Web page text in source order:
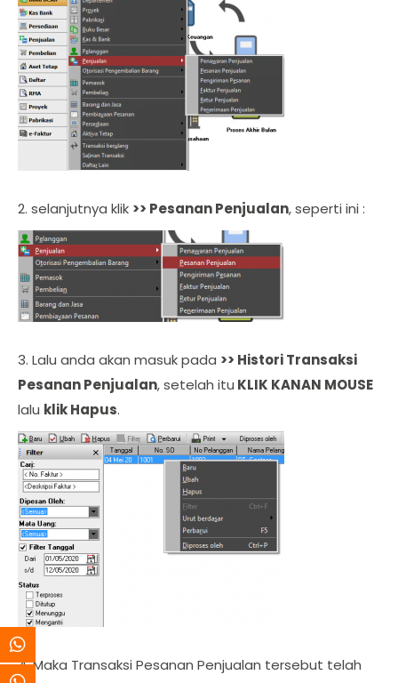
2. selanjutnya klik >> Pesanan Penjualan, seperti ini :
3. Lalu anda akan masuk pada >> Histori Transaksi
Pesanan Penjualan, setelah itu KLIK KANAN MOUSE
lalu klik Hapus.
4. Maka Transaksi Pesanan Penjualan tersebut telah